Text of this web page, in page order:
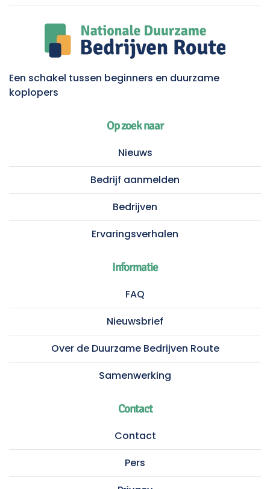
Een schakel tussen beginners en duurzame
koplopers
Op zoek naar
Nieuws
Bedrijf aanmelden
Bedrijven
Ervaringsverhalen
Informatie
FAQ
Nieuwsbrief
Over de Duurzame Bedrijven Route
Samenwerking
Contact
Contact
Pers